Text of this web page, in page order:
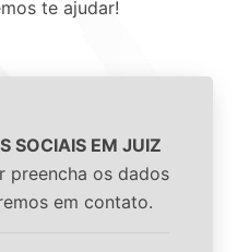
te ajudar!
SOCIAIS EM JUIZ
preencha os dados
em contato.